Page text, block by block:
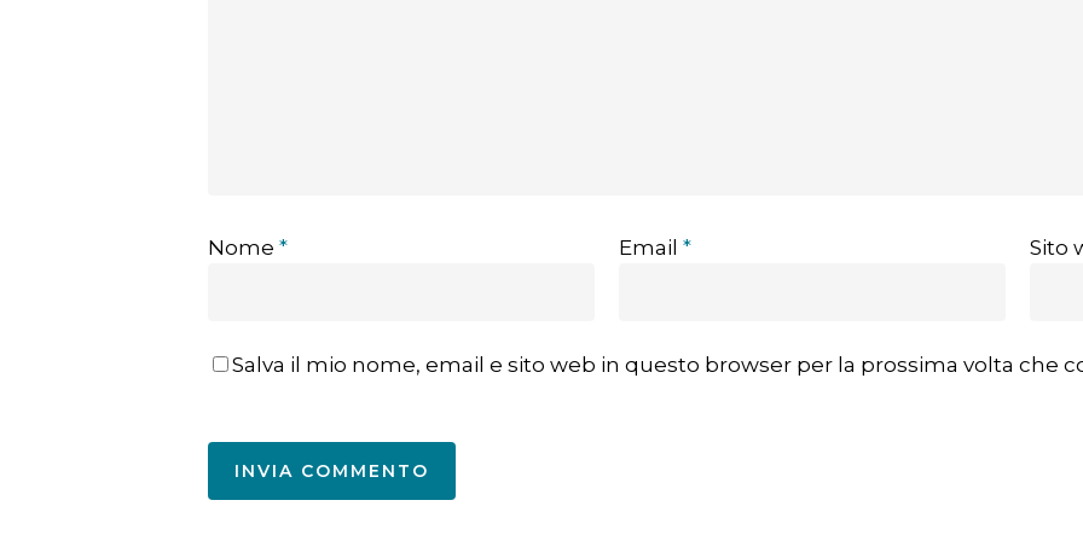
Nome * Email * Sito
Salva il mio nome, email e sito web in questo browser per la prossima volta che